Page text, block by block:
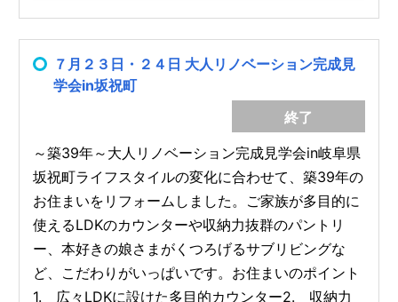
７月２３日・２４日 大人リノベーション完成見
学会in坂祝町
終了
～築39年～大人リノベーション完成見学会in岐阜県
坂祝町ライフスタイルの変化に合わせて、築39年の
お住まいをリフォームしました。ご家族が多目的に
使えるLDKのカウンターや収納力抜群のパントリ
ー、本好きの娘さまがくつろげるサブリビングな
ど、こだわりがいっぱいです。お住まいのポイント
1. 広々LDKに設けた多目的カウンター2. 収納力